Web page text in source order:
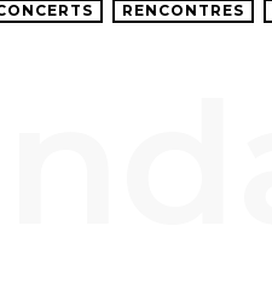
RENCONTRES